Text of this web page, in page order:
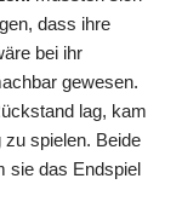
dass ihre
bei ihr
gewesen.
lag, kam
spielen. Beide
sie das Endspiel